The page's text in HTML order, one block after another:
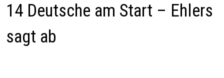
14 Deutsche am Start – Ehlers
sagt ab